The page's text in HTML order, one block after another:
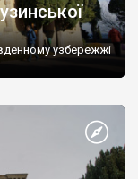
узбережжі